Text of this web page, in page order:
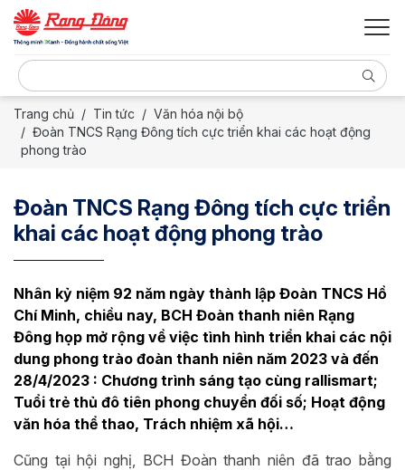
Trang chủ Tin tức
Văn hóa nội bộ
Đoàn TNCS Rạng Đông tích cực triển khai các hoạt động
phong trào
Đoàn TNCS Rạng Đông tích cực triển
khai các hoạt động phong trào
Nhân kỷ niệm 92 năm ngày thành lập Đoàn TNCS Hồ
Chí Minh, chiều nay, BCH Đoàn thanh niên Rạng
Đông họp mở rộng về việc tình hình triển khai các nội
dung phong trào đoàn thanh niên năm 2023 và đến
28/4/2023 : Chương trình sáng tạo cùng rallismart;
Tuổi trẻ thủ đô tiên phong chuyển đối số; Hoạt động
văn hóa thể thao, Trách nhiệm xã hội…
Cũng tại hội nghị, BCH Đoàn thanh niên đã trao bằng